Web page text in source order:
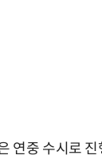
연중 수시로